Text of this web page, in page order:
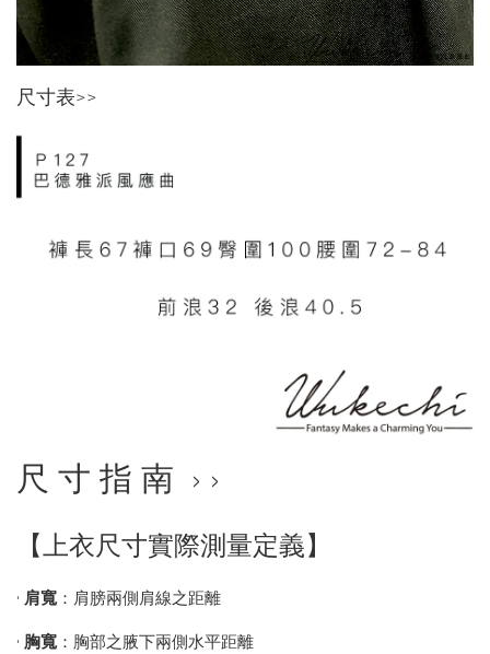
尺寸表>>
尺 寸 指 南 › ›
【上衣尺寸實際測量定義】
• 肩寬 ：肩膀兩側肩線之距離
• 胸寬 ：胸部之腋下兩側水平距離